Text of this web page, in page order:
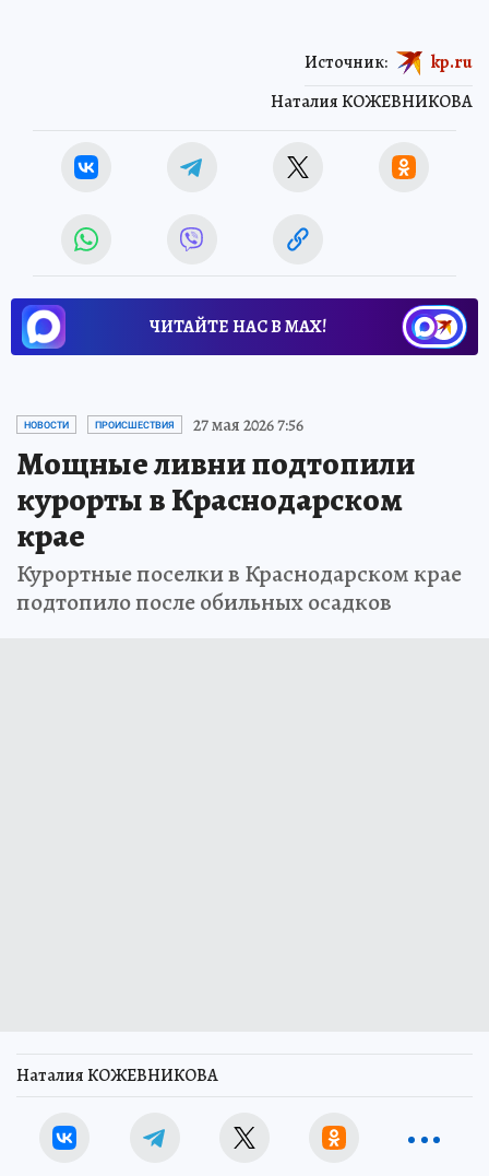
Наталия КОЖЕВНИКОВА
Источник: kp.ru
ЧИТАЙТЕ НАС В МАХ!
НОВОСТИ ПРОИСШЕСТВИЯ 27 мая 2026 7:56
Мощные ливни подтопили
курорты в Краснодарском
крае
Курортные поселки в Краснодарском крае
подтопило после обильных осадков
Наталия КОЖЕВНИКОВА